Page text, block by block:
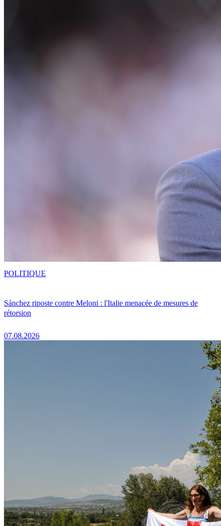
Sánchez riposte contre Meloni : l'Italie menacée de mesures de
rétorsion
07.08.2026
POLITIQUE